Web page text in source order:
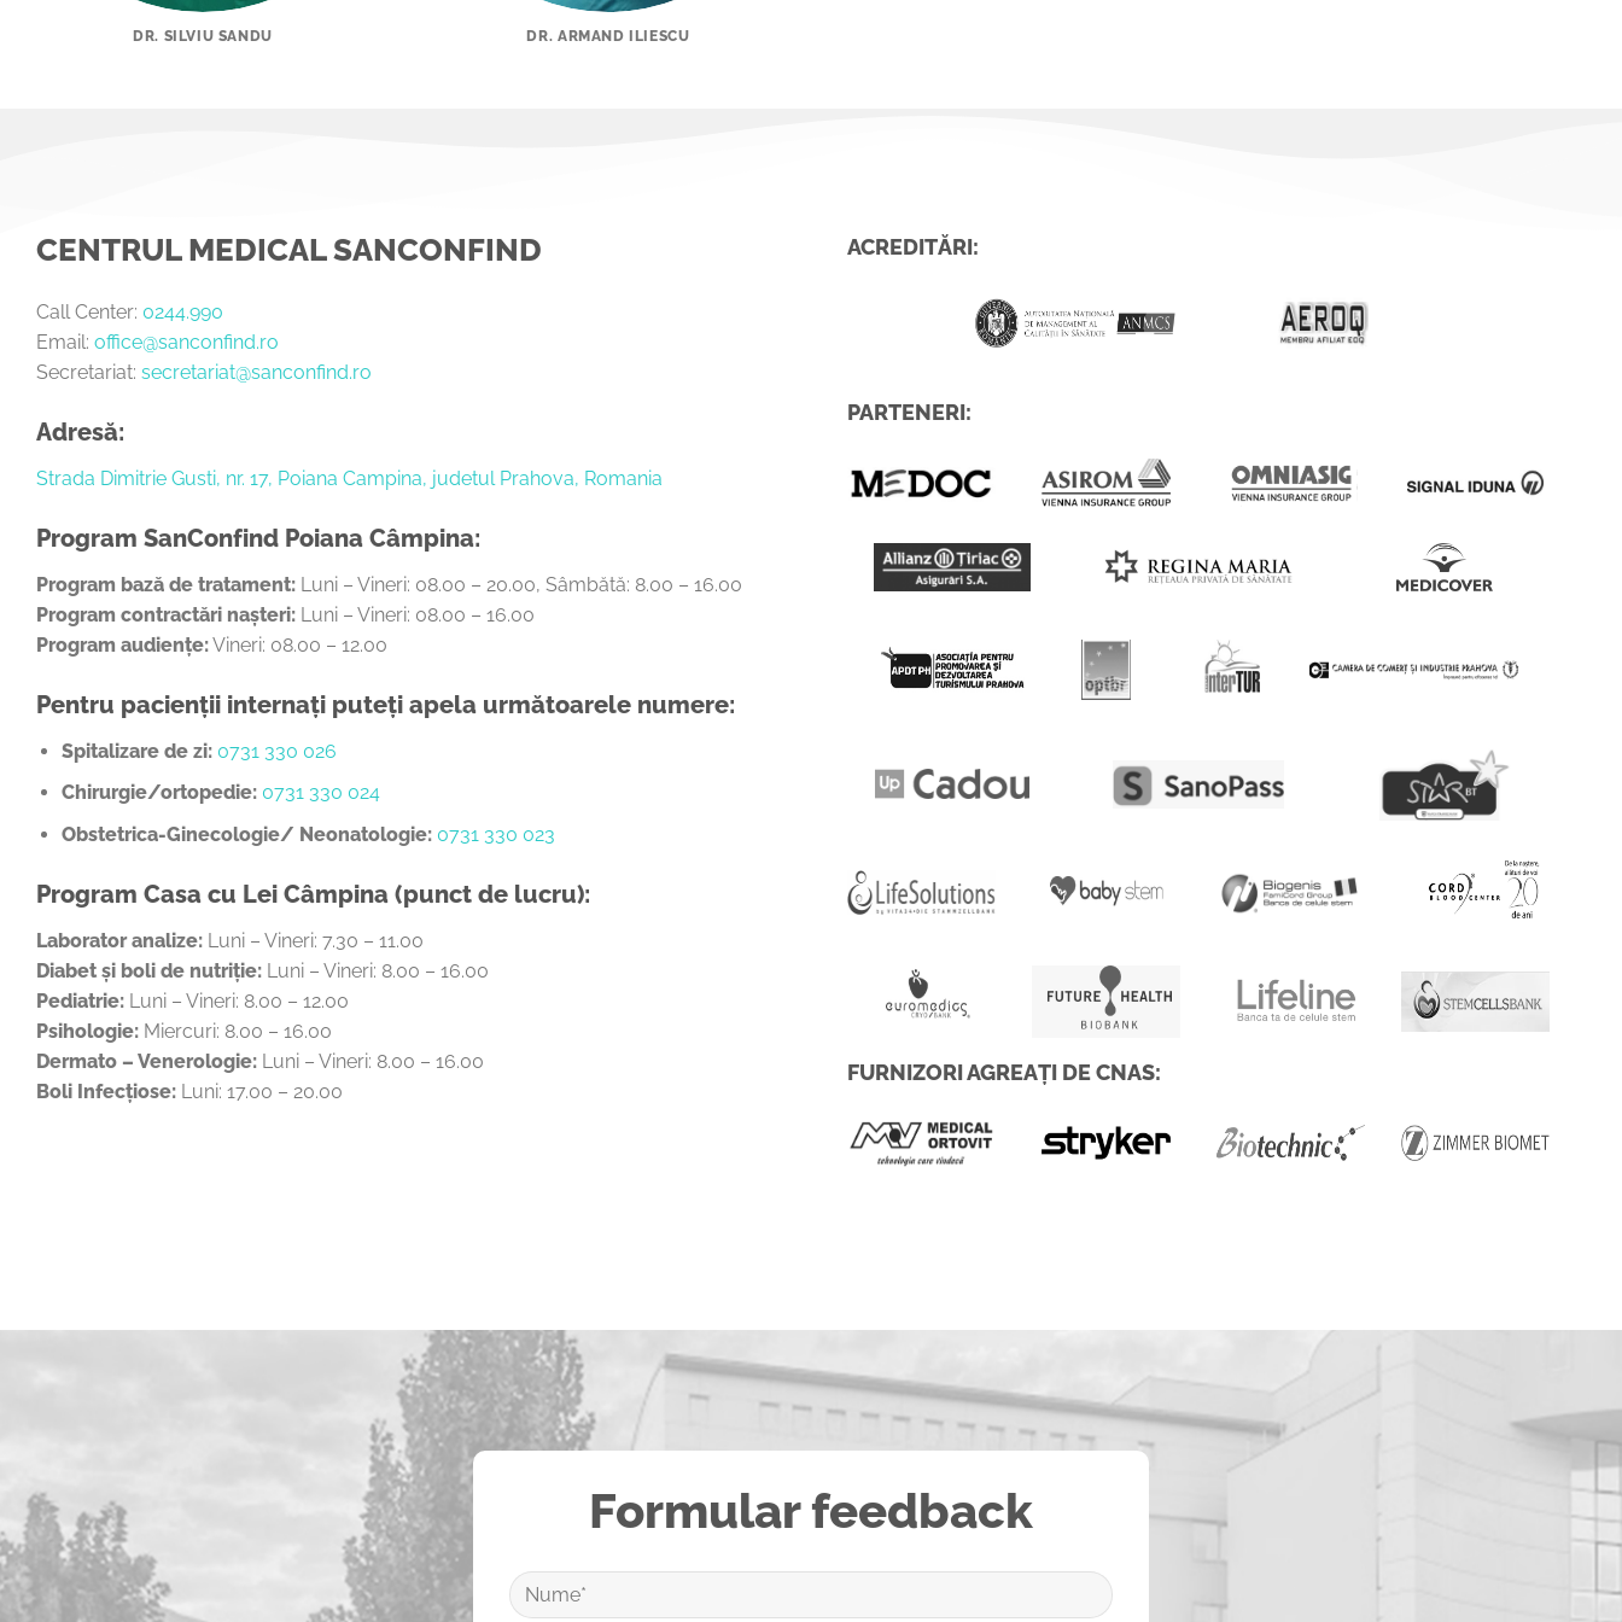
DR. SILVIU SANDU DR. ARMAND ILIESCU
CENTRUL MEDICAL SANCONFIND
Call Center: 0244.990
Email: office@sanconfind.ro
Secretariat: secretariat@sanconfind.ro
Adresă:
Strada Dimitrie Gusti, nr. 17, Poiana Campina, judetul Prahova, Romania
Program SanConfind Poiana Câmpina:
Program bază de tratament: Luni – Vineri: 08.00 – 20.00, Sâmbătă: 8.00 – 16.00
Program contractări nașteri: Luni – Vineri: 08.00 – 16.00
Program audiențe:Vineri: 08.00 – 12.00
Pentru pacienții internați puteți apela următoarele numere:
Spitalizare de zi: 0731 330 026
Chirurgie/ortopedie: 0731 330 024
Obstetrica-Ginecologie/ Neonatologie: 0731 330 023
Program Casa cu Lei Câmpina (punct de lucru):
Laborator analize: Luni – Vineri: 7.30 – 11.00
Diabet și boli de nutriție: Luni – Vineri: 8.00 – 16.00
Pediatrie: Luni – Vineri: 8.00 – 12.00
Psihologie: Miercuri: 8.00 – 16.00
Dermato – Venerologie: Luni – Vineri: 8.00 – 16.00
Boli Infecțiose: Luni: 17.00 – 20.00
ACREDITĂRI:
PARTENERI:
FURNIZORI AGREAȚI DE CNAS:
Formular feedback